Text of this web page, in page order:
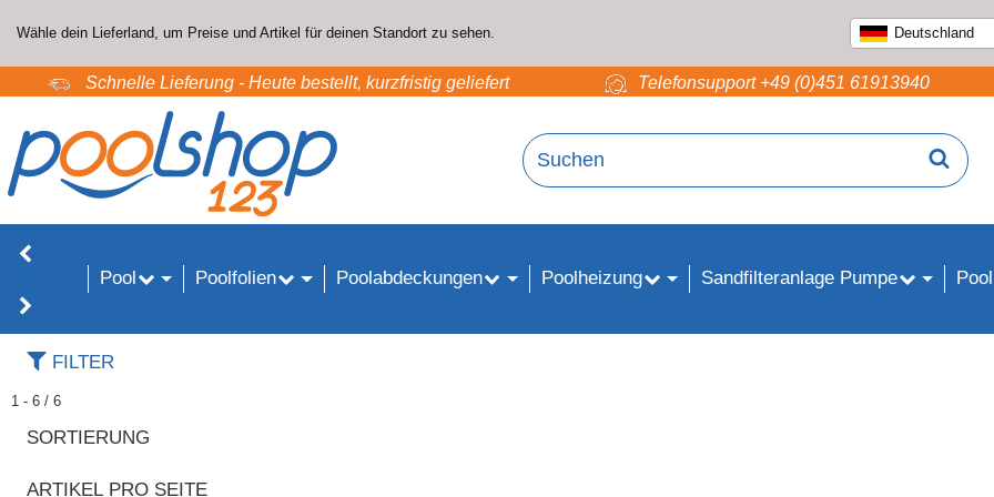
Wähle dein Lieferland, um Preise und Artikel für deinen Standort zu sehen. Deutschland
Schnelle Lieferung - Heute bestellt, kurzfristig geliefert Telefonsupport +49 (0)451 61913940
Pool Poolfolien Poolabdeckungen Poolheizung Sandfilteranlage Pumpe
FILTER
1 - 6 / 6
SORTIERUNG
ARTIKEL PRO SEITE